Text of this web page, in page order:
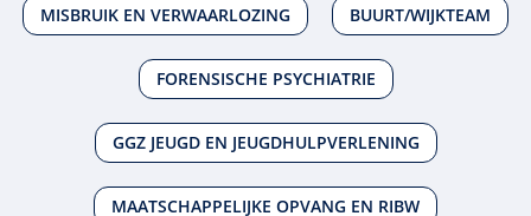
MISBRUIK EN VERWAARLOZING BUURT/WIJKTEAM
FORENSISCHE PSYCHIATRIE
GGZ JEUGD EN JEUGDHULPVERLENING
MAATSCHAPPELIJKE OPVANG EN RIBW